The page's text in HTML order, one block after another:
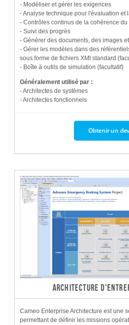
- Modéliser et gérer les exigences
- Analyse technique pour l'évaluation et
- Contrôles continus de la cohérence du
- Suivi des progrès
- Générer des documents, des images
- Gérer les modèles dans des
sous forme de fichiers XMI standard
- Boîte à outils de simulation (facultatif)
Généralement utilisé par :
- Architectes de systèmes
- Architectes fonctionnels
Obtenir un
ARCHITECTURE
Cameo Enterprise Architecture est une
permettant de définir les missions